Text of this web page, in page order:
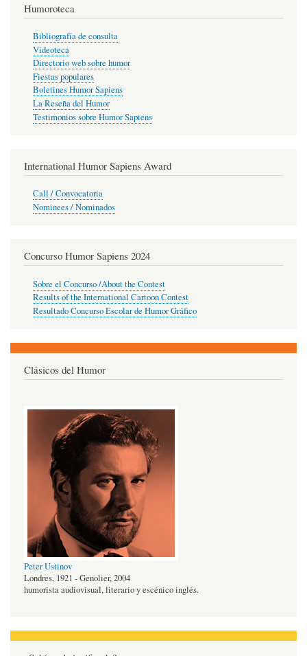
Humoroteca
Bibliografía de consulta
Videoteca
Directorio web sobre humor
Fiestas populares
Boletines Humor Sapiens
La Reseña del Humor
Testimonios sobre Humor Sapiens
International Humor Sapiens Award
Call / Convocatoria
Nominees / Nominados
Concurso Humor Sapiens 2024
Sobre el Concurso /About the Contest
Results of the International Cartoon Contest
Resultado Concurso Escolar de Humor Gráfico
Clásicos del Humor
Peter Ustinov
Londres, 1921 - Genolier, 2004
humorista audiovisual, literario y escénico inglés.